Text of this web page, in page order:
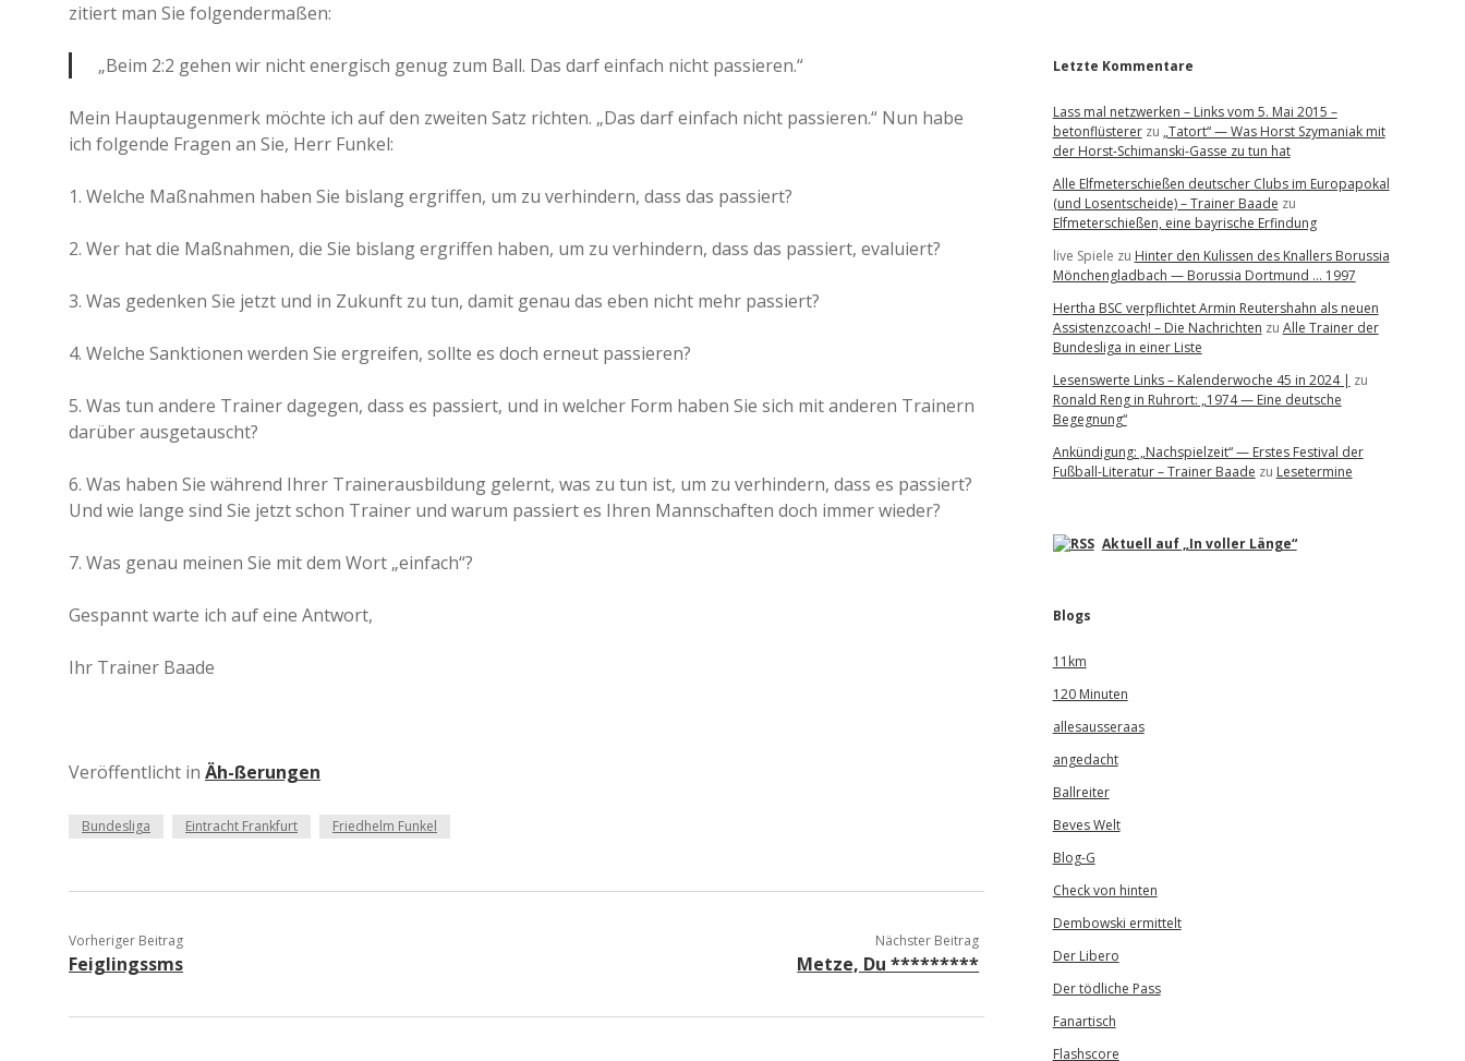
a
a
d
e
zitiert man Sie folgendermaßen:
„Beim 2:2 gehen wir nicht energisch genug zum Ball. Das darf einfach nicht passieren.“
Mein Hauptaugenmerk möchte ich auf den zweiten Satz richten. „Das darf einfach nicht passieren.“ Nun habe
ich folgende Fragen an Sie, Herr Funkel:
1. Welche Maßnahmen haben Sie bislang ergriffen, um zu verhindern, dass das passiert?
2. Wer hat die Maßnahmen, die Sie bislang ergriffen haben, um zu verhindern, dass das passiert, evaluiert?
3. Was gedenken Sie jetzt und in Zukunft zu tun, damit genau das eben nicht mehr passiert?
4. Welche Sanktionen werden Sie ergreifen, sollte es doch erneut passieren?
5. Was tun andere Trainer dagegen, dass es passiert, und in welcher Form haben Sie sich mit anderen Trainern
darüber ausgetauscht?
6. Was haben Sie während Ihrer Trainerausbildung gelernt, was zu tun ist, um zu verhindern, dass es passiert?
Und wie lange sind Sie jetzt schon Trainer und warum passiert es Ihren Mannschaften doch immer wieder?
7. Was genau meinen Sie mit dem Wort „einfach“?
Gespannt warte ich auf eine Antwort,
Ihr Trainer Baade
Veröffentlicht in Äh-ßerungen
Bundesliga Eintracht Frankfurt Friedhelm Funkel
Vorheriger Beitrag
Feiglingssms
Nächster Beitrag
Metze, Du *********
Letzte Kommentare
Lass mal netzwerken – Links vom 5. Mai 2015 –
betonflüstererzu „Tatort“ — Was Horst Szymaniak mit
der Horst-Schimanski-Gasse zu tun hat
Alle Elfmeterschießen deutscher Clubs im Europapokal
(und Losentscheide) – Trainer Baade zu
Elfmeterschießen, eine bayrische Erfindung
live Spiele zu Hinter den Kulissen des Knallers Borussia
Mönchengladbach — Borussia Dortmund … 1997
Hertha BSC verpflichtet Armin Reutershahn als neuen
Assistenzcoach! – Die Nachrichten zu Alle Trainer der
Bundesliga in einer Liste
Lesenswerte Links – Kalenderwoche 45 in 2024 | zu
Ronald Reng in Ruhrort: „1974 — Eine deutsche
Begegnung“
Ankündigung: „Nachspielzeit“ — Erstes Festival der
Fußball-Literatur – Trainer Baade zu Lesetermine
Aktuell auf „In voller Länge“
Blogs
11km
120 Minuten
allesausseraas
angedacht
Ballreiter
Beves Welt
Blog-G
Check von hinten
Dembowski ermittelt
Der Libero
Der tödliche Pass
Fanartisch
Flashscore